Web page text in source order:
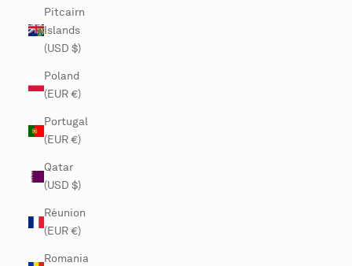
Pitcairn
Islands
(USD $)
Poland
(EUR €)
Portugal
(EUR €)
Qatar
(USD $)
Réunion
(EUR €)
Romania